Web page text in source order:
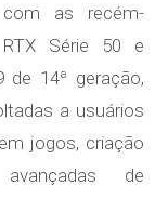
as recém-
RTX Série 50 e
14ª geração,
a usuários
jogos, criação
de